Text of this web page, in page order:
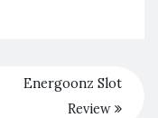
Energoonz Slot
Review